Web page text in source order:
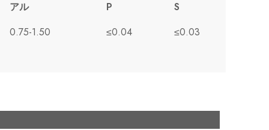
アル P
S
0.75-1.50
≤0.04 ≤0.03